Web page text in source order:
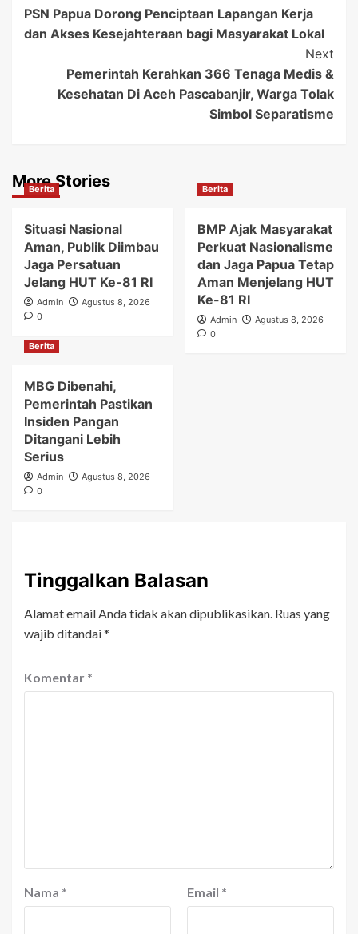
Navigation
PSN Papua Dorong Penciptaan Lapangan Kerja
dan Akses Kesejahteraan bagi Masyarakat Lokal
Next
Pemerintah Kerahkan 366 Tenaga Medis &
Kesehatan Di Aceh Pascabanjir, Warga Tolak
Simbol Separatisme
More Stories
Berita
Situasi Nasional
Aman, Publik Diimbau
Jaga Persatuan
Jelang HUT Ke-81 RI
Admin
Agustus 8, 2026
0
Berita
BMP Ajak Masyarakat
Perkuat Nasionalisme
dan Jaga Papua Tetap
Aman Menjelang HUT
Ke-81 RI
Admin
Agustus 8, 2026
0
Berita
MBG Dibenahi,
Pemerintah Pastikan
Insiden Pangan
Ditangani Lebih
Serius
Admin
Agustus 8, 2026
0
Tinggalkan Balasan
Alamat email Anda tidak akan dipublikasikan. Ruas yang
wajib ditandai*
Komentar *
Nama * Email *